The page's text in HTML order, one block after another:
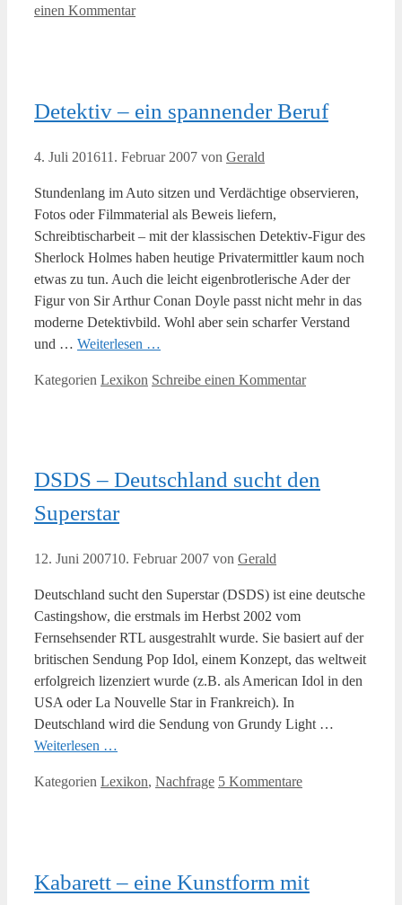
einen Kommentar
Detektiv – ein spannender Beruf
4. Juli 201611. Februar 2007 von Gerald
Stundenlang im Auto sitzen und Verdächtige observieren,
Fotos oder Filmmaterial als Beweis liefern,
Schreibtischarbeit – mit der klassischen Detektiv-Figur des
Sherlock Holmes haben heutige Privatermittler kaum noch
etwas zu tun. Auch die leicht eigenbrotlerische Ader der
Figur von Sir Arthur Conan Doyle passt nicht mehr in das
moderne Detektivbild. Wohl aber sein scharfer Verstand
und … Weiterlesen …
Kategorien Lexikon Schreibe einen Kommentar
DSDS – Deutschland sucht den
Superstar
12. Juni 200710. Februar 2007 von Gerald
Deutschland sucht den Superstar (DSDS) ist eine deutsche
Castingshow, die erstmals im Herbst 2002 vom
Fernsehsender RTL ausgestrahlt wurde. Sie basiert auf der
britischen Sendung Pop Idol, einem Konzept, das weltweit
erfolgreich lizenziert wurde (z.B. als American Idol in den
USA oder La Nouvelle Star in Frankreich). In
Deutschland wird die Sendung von Grundy Light …
Weiterlesen …
Kategorien Lexikon, Nachfrage 5 Kommentare
Kabarett – eine Kunstform mit